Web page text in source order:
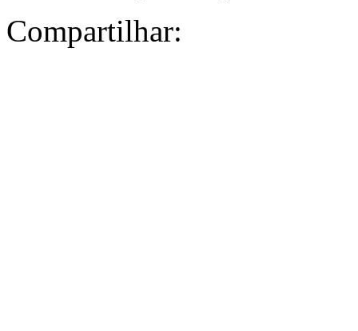
Compartilhar: